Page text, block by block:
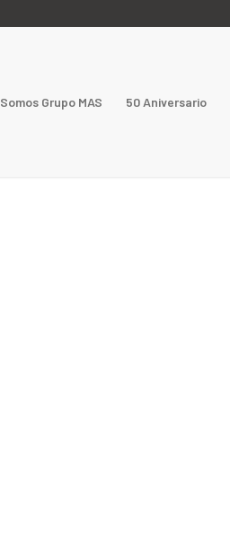
Somos Grupo MAS 50 Aniversario